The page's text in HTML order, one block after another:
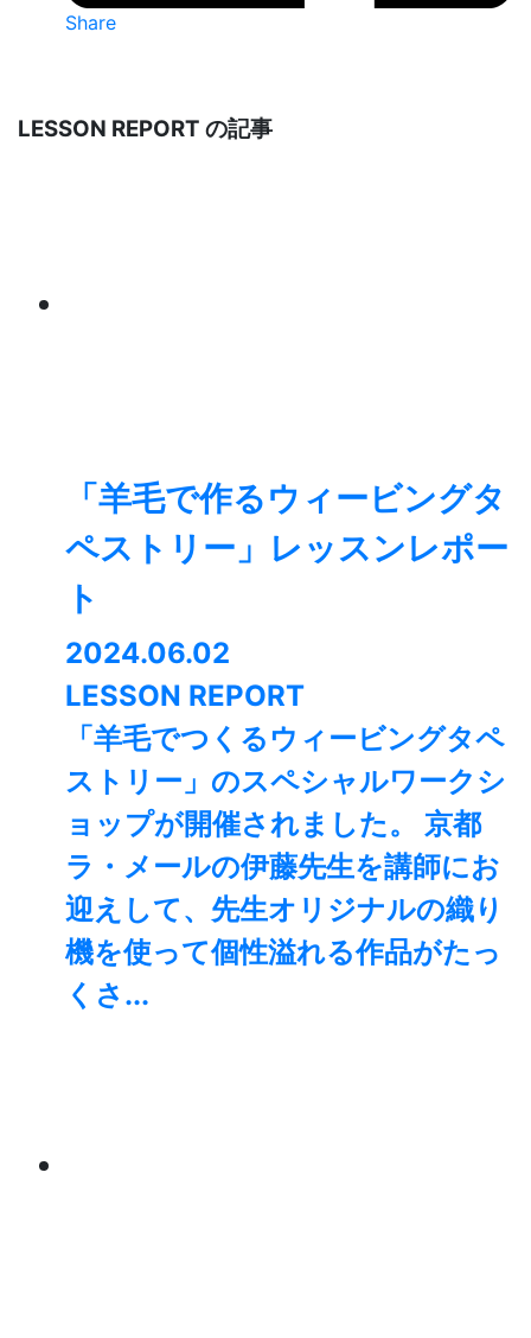
Share
LESSON REPORT の記事
「羊毛で作るウィービングタ
ペストリー」レッスンレポー
ト
2024.06.02
LESSON REPORT
「羊毛でつくるウィービングタペ
ストリー」のスペシャルワークシ
ョップが開催されました。 京都
ラ・メールの伊藤先生を講師にお
迎えして、先生オリジナルの織り
機を使って個性溢れる作品がたっ
くさ...